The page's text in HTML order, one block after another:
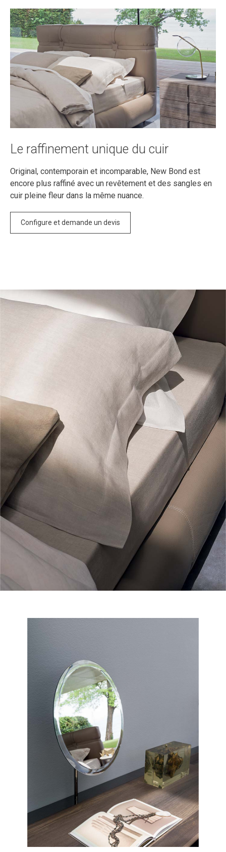
Le raffinement unique du cuir
Original, contemporain et incomparable, New Bond est
encore plus raffiné avec un revêtement et des sangles en
cuir pleine fleur dans la même nuance.
Configure et demande un devis